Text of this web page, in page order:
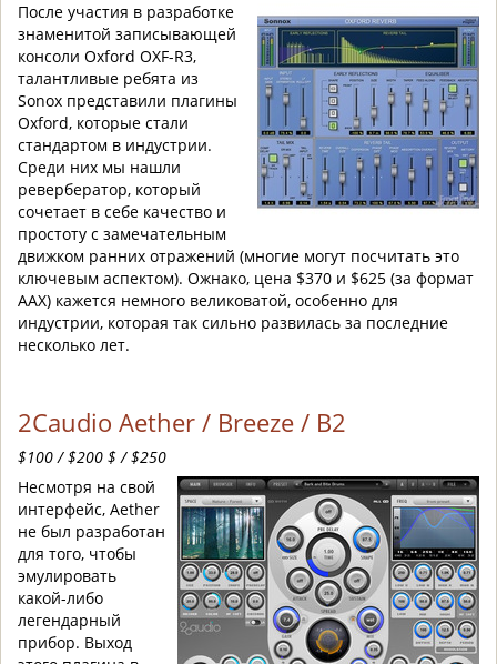
После участия в разработке
знаменитой записывающей
консоли Oxford OXF-R3,
талантливые ребята из
Sonox представили плагины
Oxford, которые стали
стандартом в индустрии.
Среди них мы нашли
ревербератор, который
сочетает в себе качество и
простоту с замечательным
движком ранних отражений (многие могут посчитать это
ключевым аспектом). Ожнако, цена $370 и $625 (за формат
AAX) кажется немного великоватой, особенно для
индустрии, которая так сильно развилась за последние
несколько лет.
2Caudio Aether / Breeze / B2
$100 / $200 $ / $250
Несмотря на свой
интерфейс, Aether
не был разработан
для того, чтобы
эмулировать
какой-либо
легендарный
прибор. Выход